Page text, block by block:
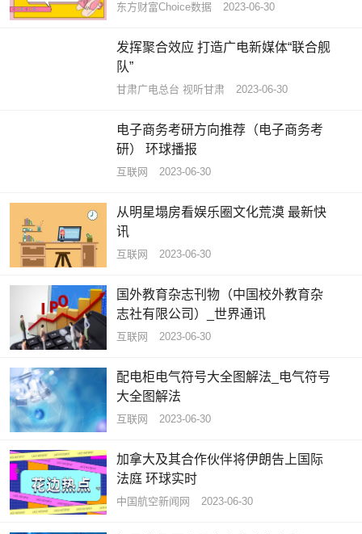
东方财富Choice数据 2023-06-30
发挥聚合效应 打造广电新媒体“联合舰
队”
甘肃广电总台 视听甘肃 2023-06-30
电子商务考研方向推荐（电子商务考
研） 环球播报
互联网 2023-06-30
从明星塌房看娱乐圈文化荒漠 最新快
讯
互联网 2023-06-30
国外教育杂志刊物（中国校外教育杂
志社有限公司）_世界通讯
互联网 2023-06-30
配电柜电气符号大全图解法_电气符号
大全图解法
互联网 2023-06-30
加拿大及其合作伙伴将伊朗告上国际
法庭 环球实时
中国航空新闻网 2023-06-30